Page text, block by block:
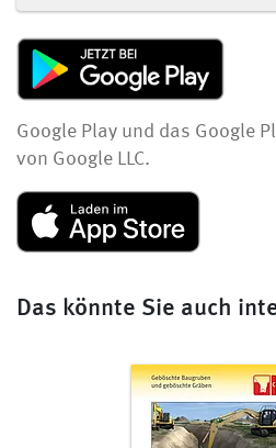
Google Play und das Google
von Google LLC.
Das könnte Sie auch